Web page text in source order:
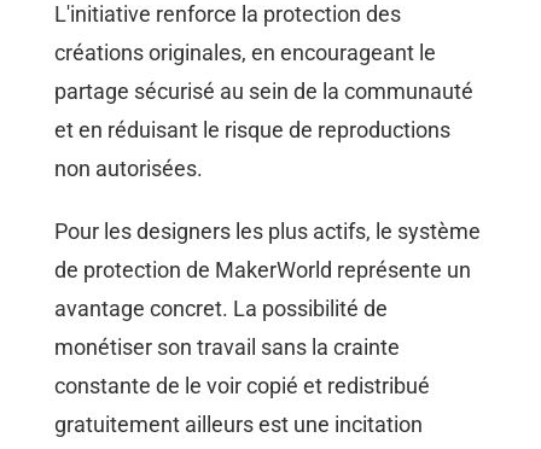
L'initiative renforce la protection des
créations originales, en encourageant le
partage sécurisé au sein de la communauté
et en réduisant le risque de reproductions
non autorisées.
Pour les designers les plus actifs, le système
de protection de MakerWorld représente un
avantage concret. La possibilité de
monétiser son travail sans la crainte
constante de le voir copié et redistribué
gratuitement ailleurs est une incitation